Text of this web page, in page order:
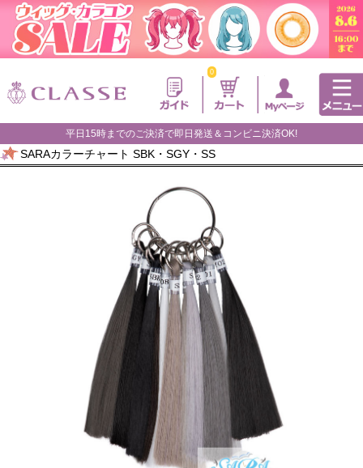
0
平日15時までのご決済で即日発送＆コンビニ決済OK!
SARAカラーチャート SBK・SGY・SS